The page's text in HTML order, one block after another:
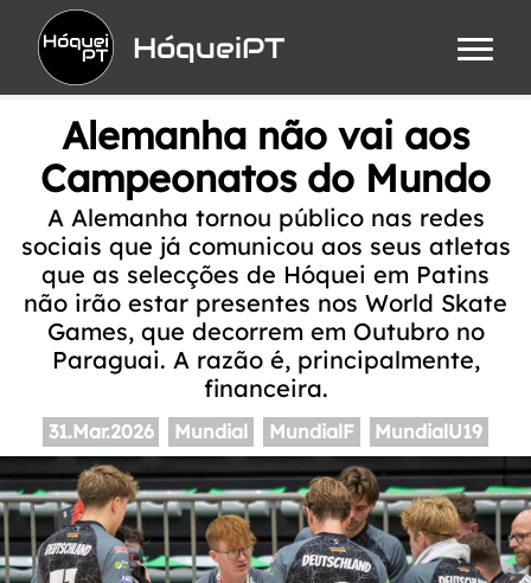
HóqueiPT
Alemanha não vai aos
Campeonatos do Mundo
A Alemanha tornou público nas redes
sociais que já comunicou aos seus atletas
que as selecções de Hóquei em Patins
não irão estar presentes nos World Skate
Games, que decorrem em Outubro no
Paraguai. A razão é, principalmente,
financeira.
31.Mar.2026 Mundial MundialF MundialU19